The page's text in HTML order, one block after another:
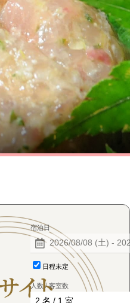
宿泊日
日程未定
人数 / 客室数